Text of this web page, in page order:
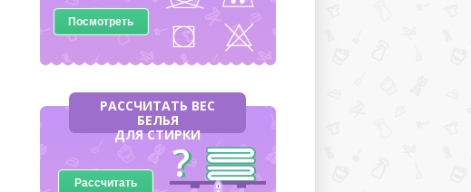
Посмотреть
РАССЧИТАТЬ ВЕС
БЕЛЬЯ
ДЛЯ СТИРКИ
Рассчитать